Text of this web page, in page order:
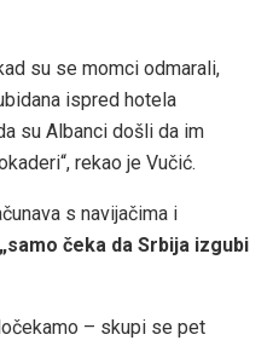
su se momci odmarali,
ispred hotela
su Albanci došli da im
rekao je Vučić.
s navijačima i
„samo čeka da Srbija izgubi
– skupi se pet